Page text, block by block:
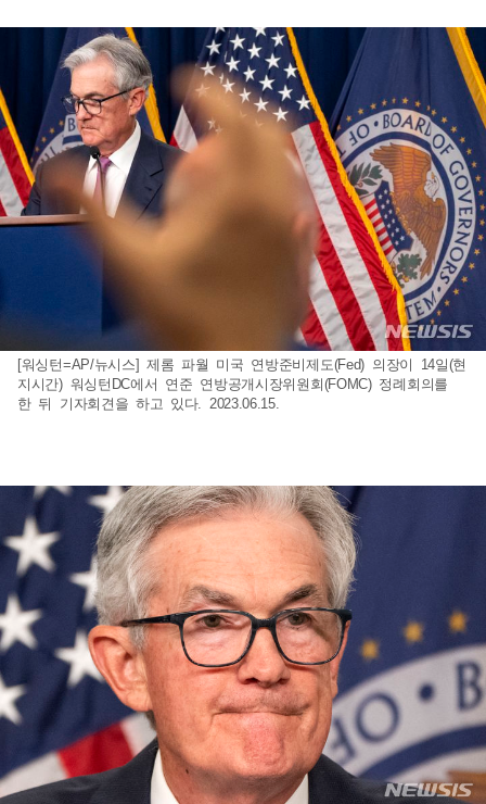
[워싱턴=AP/뉴시스] 제롬 파월 미국 연방준비제도(Fed) 의장이 14일(현
지시간) 워싱턴DC에서 연준 연방공개시장위원회(FOMC) 정례회의를
한 뒤 기자회견을 하고 있다. 2023.06.15.